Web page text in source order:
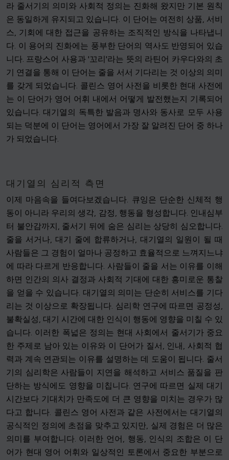
라 줄서기의 의미와 사회적 정의는 진화해 왔지만 기본 원칙
은 동일하게 유지되고 있습니다. 이 단어는 여전히 상품, 서비
스, 기회에 대한 접근을 공유하는 조직적인 방식을 나타냅니
다. 이 용어의 진화에는 풍부한 단어의 역사도 반영되어 있습
니다. 프랑스어 사용과 '꼬리'라는 뜻의 라틴어 카우다와의 초
기 연결을 통해 이 단어는 줄을 서서 기다리는 것 이상의 의미
를 갖게 되었습니다. 콜린스 영어 사전을 비롯한 현대 사전에
는 이 단어가 영어 어휘 내에서 어떻게 발전했는지 기록되어
있습니다. 대기열의 독특한 발음과 명사와 동사로 모두 사용
되는 덕분에 이 단어는 영어에서 가장 잘 알려진 단어 중 하나
가 되었습니다.
대기열의 심리적 측면
이제 마음속을 들여다보겠습니다. 큐잉은 단순한 신체적 행
동이 아니라 우리의 생각, 감정, 행동을 형성합니다. 인내심부
터 불안감까지, 줄서기 뒤에 숨은 심리는 상당히 심오합니다.
줄을 서거나, 대기 줄에 합류하거나, 대기열의 일원이 될 때
사람들은 그 경험이 얼마나 공정하고 효율적으로 느껴지느냐
에 따라 다르게 반응합니다. 사람들이 줄을 서는 이유를 이해
하면 인간의 의사 결정과 사회적 기대에 대한 흥미로운 통찰
을 얻을 수 있습니다. 대기열의 의미는 단순히 서비스를 기다
리는 것 이상으로 확장됩니다. 심리학 연구에 따르면 공정성,
불확실성, 대기 시간에 대한 인식이 행동에 영향을 미칠 수 있
습니다. 이러한 폭넓은 정의는 현대 사회에서 줄서기가 중요
한 주제로 남아 있는 이유와 이 단어가 질서, 인내, 사회적 협
력과 계속 연관되는 이유를 설명하는 데 도움이 됩니다. 줄서
기의 심리학은 사람들이 지연을 해석하고 서비스 품질을 판
단하는 방식에도 영향을 미칩니다. 연구에 따르면 실제 대기
시간보다 기대치가 만족도에 더 큰 영향을 미치는 경우가 많
다고 합니다. 콜린스 영어 사전과 같은 사전에서는 대기열의
공식적인 정의에 초점을 맞추고 있지만, 실제 경험은 더 많은
의미를 부여합니다. 이러한 언어, 행동, 인식의 조합은 이 단
어가 현대 영어 어휘와 일상적인 토론에서 중요한 부분으로